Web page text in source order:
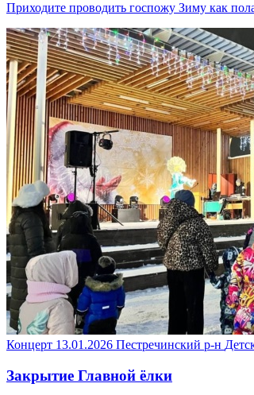
Приходите проводить госпожу Зиму как
Концерт 13.01.2026 Пестречинский р-н
Закрытие Главной ёлки